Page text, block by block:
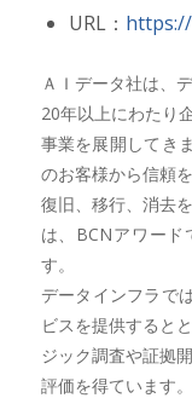
URL：
ＡＩデータ社は、
20年以上にわたり
事業を展開してき
のお客様から信頼
復旧、移行、消去
は、BCNアワー
す。
データインフラで
ビスを提供すると
ジック調査や証拠
評価を得ています。